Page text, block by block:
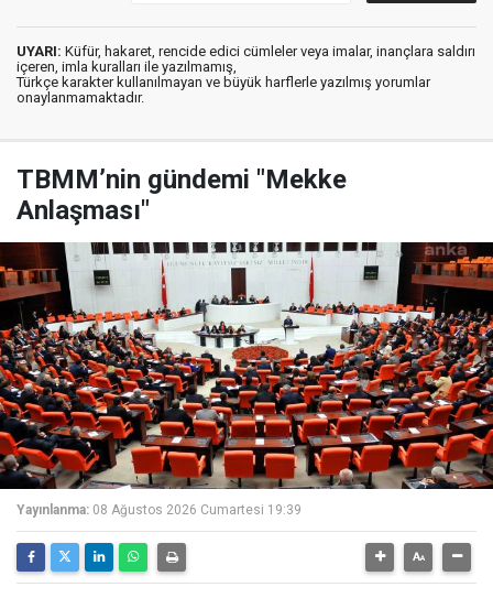
UYARI: Küfür, hakaret, rencide edici cümleler veya imalar, inançlara saldırı
içeren, imla kuralları ile yazılmamış,
Türkçe karakter kullanılmayan ve büyük harflerle yazılmış yorumlar
onaylanmamaktadır.
TBMM’nin gündemi "Mekke
Anlaşması"
Yayınlanma: 08 Ağustos 2026 Cumartesi 19:39